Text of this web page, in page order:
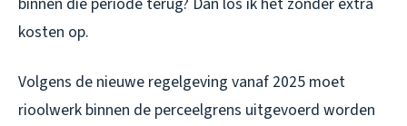
kosten op.
Volgens de nieuwe regelgeving vanaf 2025 moet
rioolwerk binnen de perceelgrens uitgevoerd worden